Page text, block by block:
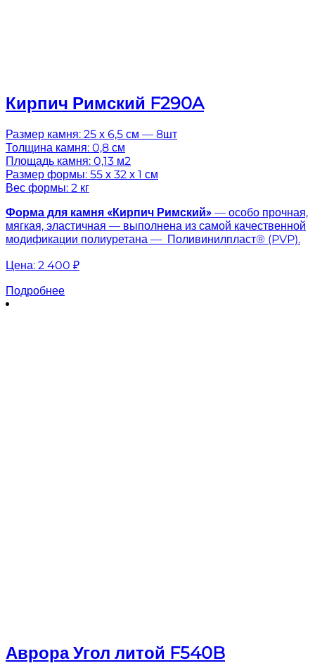
Кирпич Римский F290A
Размер камня: 25 х 6,5 см — 8шт
Толщина камня: 0,8 см
Площадь камня: 0,13 м2
Размер формы: 55 х 32 х 1 см
Вес формы: 2 кг
Форма для камня «Кирпич Римский» — особо прочная,
мягкая, эластичная — выполнена из самой качественной
модификации полиуретана — Поливинилпласт® (PVP).
Цена: 2 400 ₽
Подробнее
Аврора Угол литой F540B